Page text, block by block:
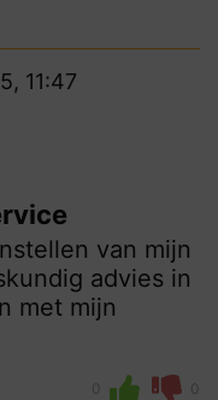
11:47
van mijn
advies in
met mijn
0 0